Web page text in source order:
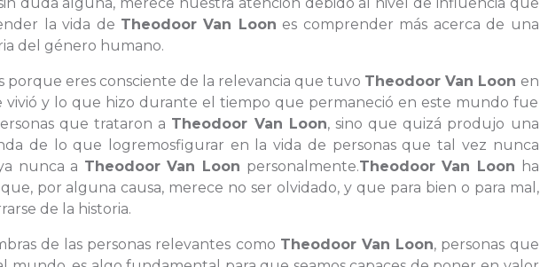
la vida de Theodoor Van Loon es comprender más acerca de una
del género humano.
porque eres consciente de la relevancia que tuvo Theodoor Van Loon en
vivió y lo que hizo durante el tiempo que permaneció en este mundo fue
que trataron a Theodoor Van Loon, sino que quizá produjo una
de lo que logremosfigurar en la vida de personas que tal vez nunca
nunca a Theodoor Van Loon personalmente.Theodoor Van Loon ha
por alguna causa, merece no ser olvidado, y que para bien o para mal,
de la historia.
de las personas relevantes como Theodoor Van Loon, personas que